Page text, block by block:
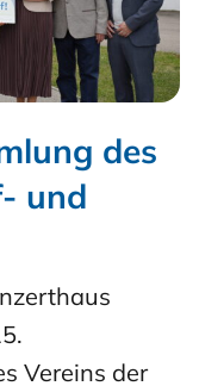
des
und
Vereins der